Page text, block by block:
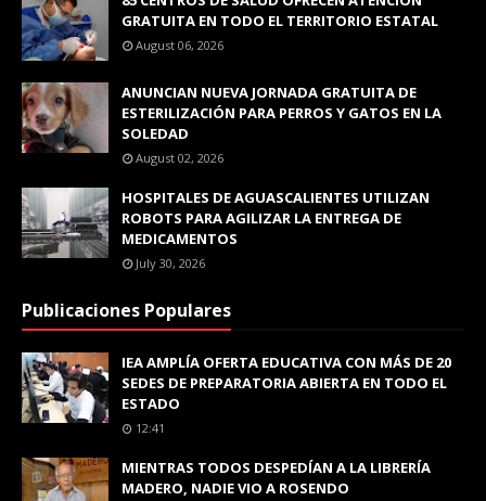
GRATUITA EN TODO EL TERRITORIO ESTATAL
August 06, 2026
ANUNCIAN NUEVA JORNADA GRATUITA DE
ESTERILIZACIÓN PARA PERROS Y GATOS EN LA
SOLEDAD
August 02, 2026
HOSPITALES DE AGUASCALIENTES UTILIZAN
ROBOTS PARA AGILIZAR LA ENTREGA DE
MEDICAMENTOS
July 30, 2026
Publicaciones Populares
IEA AMPLÍA OFERTA EDUCATIVA CON MÁS DE 20
SEDES DE PREPARATORIA ABIERTA EN TODO EL
ESTADO
12:41
MIENTRAS TODOS DESPEDÍAN A LA LIBRERÍA
MADERO, NADIE VIO A ROSENDO